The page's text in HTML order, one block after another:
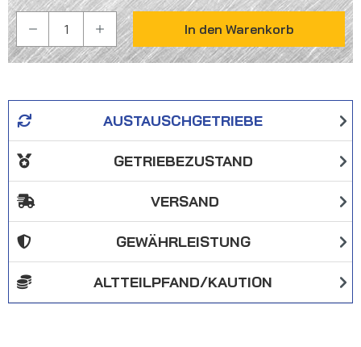
PRODUKT ANZAHL: GIB DEN GEWÜNSCHTEN
In den Warenkorb
AUSTAUSCHGETRIEBE
GETRIEBEZUSTAND
VERSAND
GEWÄHRLEISTUNG
ALTTEILPFAND/KAUTION